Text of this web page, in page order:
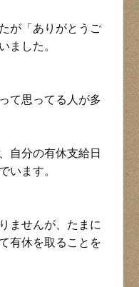
が「ありがとうご
ました。
て思ってる人が多
自分の有休支給日
います。
ませんが、たまに
有休を取ることを